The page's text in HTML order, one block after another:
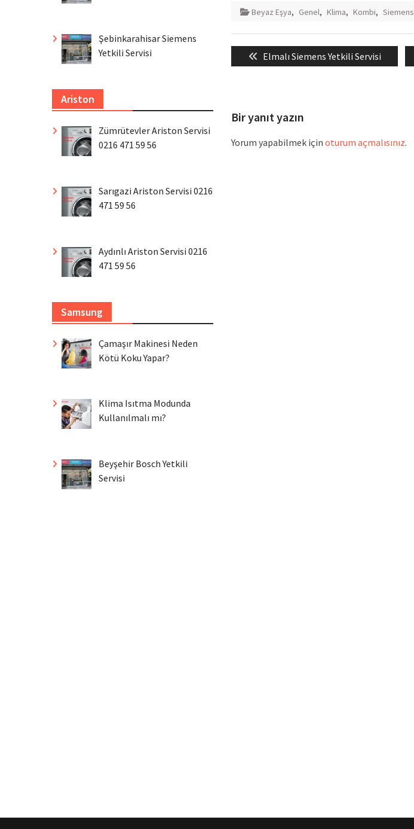
Beyaz Eşya, Genel, Klima, Kombi, Siemens
Yazı
gezinmesi
Previous
post:
Elmalı Siemens Yetkili Servisi
Bir yanıt yazın
Yorum yapabilmek için oturum açmalısınız.
Şebinkarahisar Siemens
Yetkili Servisi
Ariston
Zümrütevler Ariston Servisi
0216 471 59 56
Sarıgazi Ariston Servisi 0216
471 59 56
Aydınlı Ariston Servisi 0216
471 59 56
Samsung
Çamaşır Makinesi Neden
Kötü Koku Yapar?
Klima Isıtma Modunda
Kullanılmalı mı?
Beyşehir Bosch Yetkili
Servisi